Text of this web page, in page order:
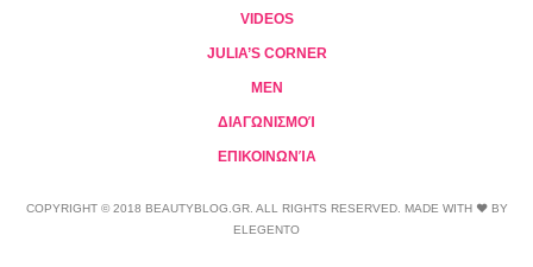
VIDEOS
JULIA’S CORNER
MEN
ΔΙΑΓΩΝΙΣΜΟΊ
ΕΠΙΚΟΙΝΩΝΊΑ
COPYRIGHT © 2018 BEAUTYBLOG.GR. ALL RIGHTS RESERVED. MADE WITH ❤ BY
ELEGENTO